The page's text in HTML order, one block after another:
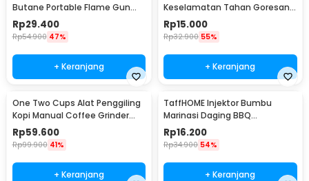
Butane Portable Flame Gun
Adjustable - 807
Rp29.400
Rp54.900 47%
+ Keranjang
Keselamatan Tahan Goresan
Pisau - EN388
Rp15.000
Rp32.900 55%
+ Keranjang
One Two Cups Alat Penggiling
Kopi Manual Coffee Grinder
Portable - WFCG9800
Rp59.600
Rp99.900 41%
+ Keranjang
TaffHOME Injektor Bumbu
Marinasi Daging BBQ
Seasoning Injector - HC117
Rp16.200
Rp34.900 54%
+ Keranjang